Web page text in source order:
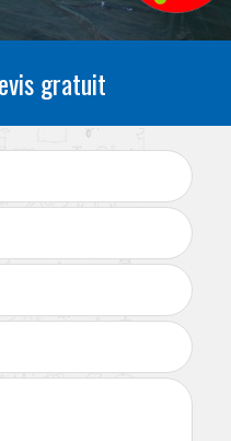
gratuit